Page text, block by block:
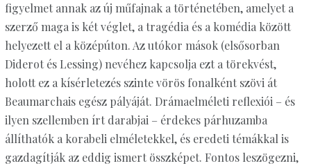
figyelmet annak az új műfajnak a történetében, amelyet a
szerző maga is két véglet, a tragédia és a komédia között
helyezett el a középúton. Az utókor mások (elsősorban
Diderot és Lessing) nevéhez kapcsolja ezt a törekvést,
holott ez a kísérletezés szinte vörös fonalként szövi át
Beaumarchais egész pályáját. Drámaelméleti reflexiói – és
ilyen szellemben írt darabjai – érdekes párhuzamba
állíthatók a korabeli elméletekkel, és eredeti témákkal is
gazdagítják az eddig ismert összképet. Fontos leszögezni,